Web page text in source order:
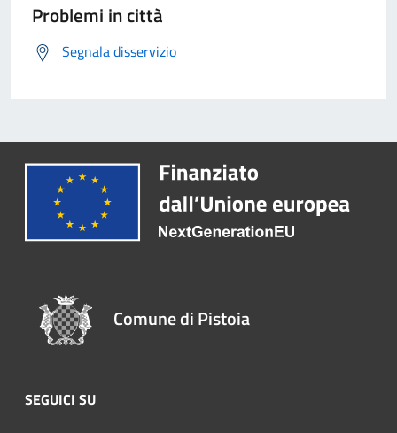
Problemi in città
Segnala disservizio
Comune di Pistoia
SEGUICI SU